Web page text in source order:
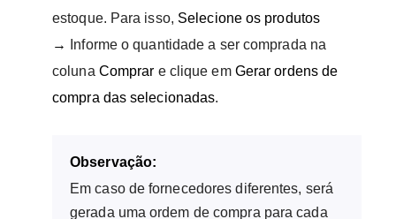
estoque. Para isso, Selecione os produtos
→
Informe o quantidade a ser comprada na
coluna Comprar e clique em Gerar ordens de
compra das selecionadas.
Observação:
Em caso de fornecedores diferentes, será
gerada uma ordem de compra para cada